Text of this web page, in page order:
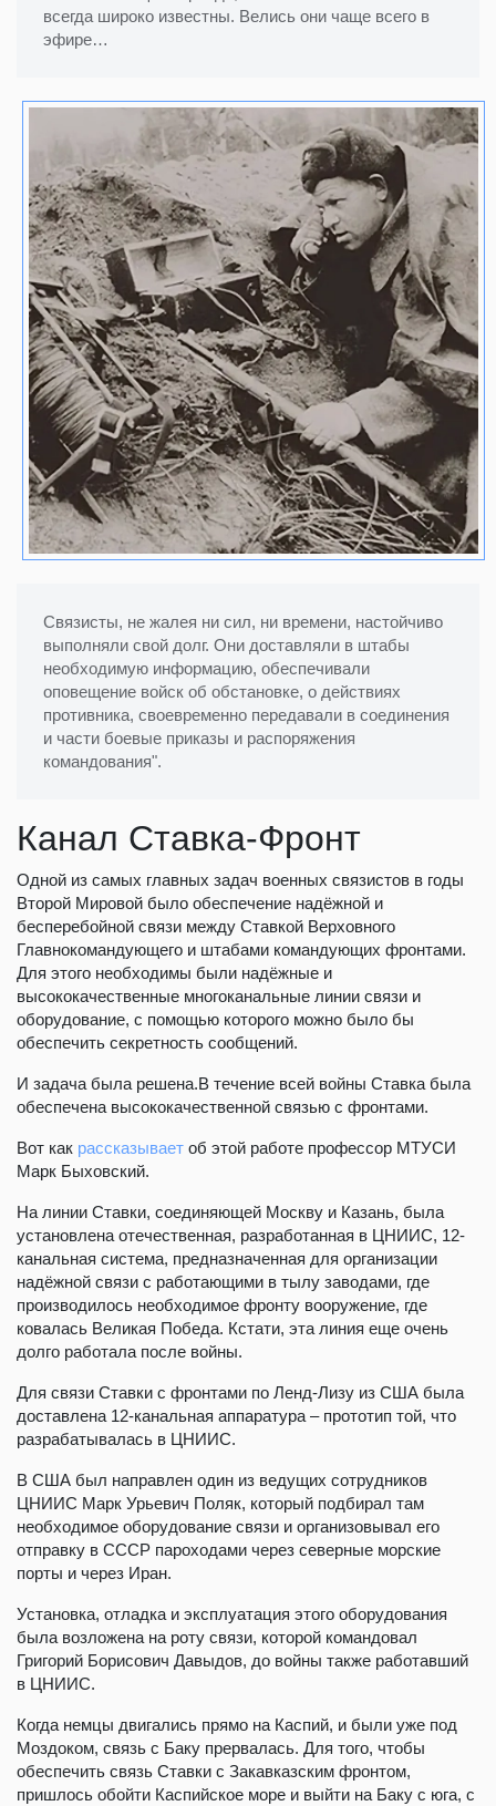
всегда широко известны. Велись они чаще всего в
эфире…
Связисты, не жалея ни сил, ни времени, настойчиво
выполняли свой долг. Они доставляли в штабы
необходимую информацию, обеспечивали
оповещение войск об обстановке, о действиях
противника, своевременно пере­давали в соединения
и части боевые приказы и распоряжения
командования".
Канал Ставка-Фронт
Одной из самых главных задач военных связистов в годы
Второй Мировой было обеспечение надёжной и
бесперебойной связи между Ставкой Верховного
Главнокомандующего и штабами командующих фронтами.
Для этого необходимы были надёжные и
высококачественные многоканальные линии связи и
оборудование, с помощью которого можно было бы
обеспечить секретность сообщений.
И задача была решена.В течение всей войны Ставка была
обеспечена высококачественной связью с фронтами.
Вот как рассказывает об этой работе профессор МТУСИ
Марк Быховский.
На линии Ставки, соединяющей Москву и Казань, была
установлена отечественная, разработанная в ЦНИИС, 12-
канальная система, предназначенная для организации
надёжной связи с работающими в тылу заводами, где
производилось необходимое фронту вооружение, где
ковалась Великая Победа. Кстати, эта линия еще очень
долго работала после войны.
Для связи Ставки с фронтами по Ленд-Лизу из США была
доставлена 12-канальная аппаратура – прототип той, что
разрабатывалась в ЦНИИС.
В США был направлен один из ведущих сотрудников
ЦНИИС Марк Урьевич Поляк, который подбирал там
необходимое оборудование связи и организовывал его
отправку в СССР пароходами через северные морские
порты и через Иран.
Установка, отладка и эксплуатация этого оборудования
была возложена на роту связи, которой командовал
Григорий Борисович Давыдов, до войны также работавший
в ЦНИИС.
Когда немцы двигались прямо на Каспий, и были уже под
Моздоком, связь с Баку прервалась. Для того, чтобы
обеспечить связь Ставки с Закавказским фронтом,
пришлось обойти Каспийское море и выйти на Баку с юга, с